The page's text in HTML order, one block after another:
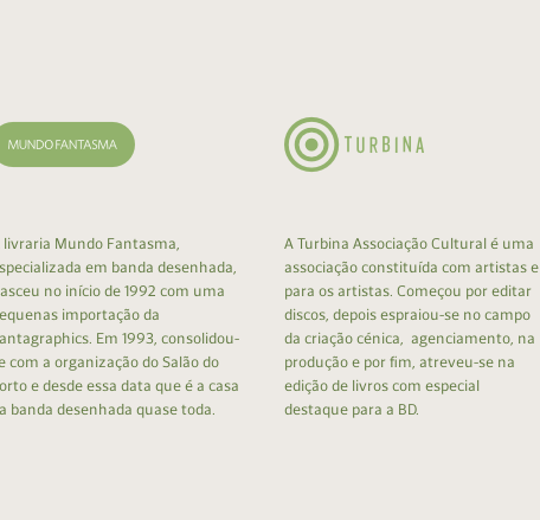
livraria Mundo Fantasma,
em banda desenhada,
no início de 1992 com uma
importação da
Em 1993, consolidou-
com a organização do Salão do
e desde essa data que é a casa
banda desenhada quase toda.
A Turbina Associação Cultural é uma
associação constituída com artistas e
para os artistas. Começou por editar
discos, depois espraiou-se no campo
da criação cénica, agenciamento, na
produção e por fim, atreveu-se na
edição de livros com especial
destaque para a BD.